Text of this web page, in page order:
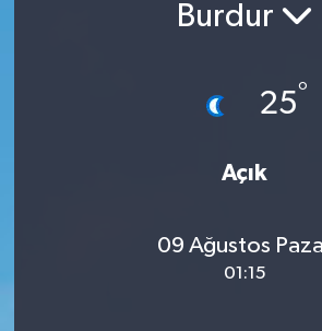
Burdur
25°
Açık
09 Ağustos
01:15